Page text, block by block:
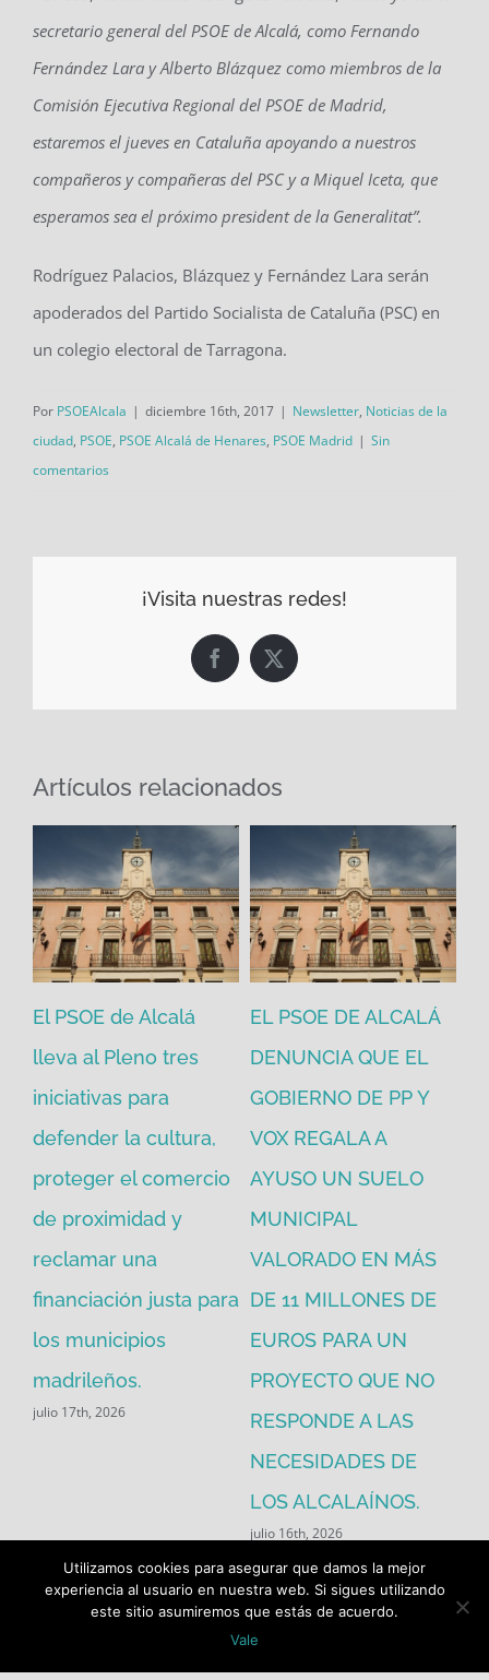
secretario general del PSOE de Alcalá, como Fernando
Fernández Lara y Alberto Blázquez como miembros de la
Comisión Ejecutiva Regional del PSOE de Madrid,
estaremos el jueves en Cataluña apoyando a nuestros
compañeros y compañeras del PSC y a Miquel Iceta, que
esperamos sea el próximo president de la Generalitat”.
Rodríguez Palacios, Blázquez y Fernández Lara serán
apoderados del Partido Socialista de Cataluña (PSC) en
un colegio electoral de Tarragona.
Por PSOEAlcala | diciembre 16th, 2017 | Newsletter, Noticias de la
ciudad, PSOE, PSOE Alcalá de Henares, PSOE Madrid | Sin
comentarios
¡Visita nuestras redes!
Facebook
X
Artículos relacionados
El PSOE de Alcalá
lleva al Pleno tres
iniciativas para
defender la cultura,
proteger el comercio
de proximidad y
reclamar una
financiación justa para
los municipios
madrileños.
julio 17th, 2026
EL PSOE DE ALCALÁ
DENUNCIA QUE EL
GOBIERNO DE PP Y
VOX REGALA A
AYUSO UN SUELO
MUNICIPAL
VALORADO EN MÁS
DE 11 MILLONES DE
EUROS PARA UN
PROYECTO QUE NO
RESPONDE A LAS
NECESIDADES DE
LOS ALCALAÍNOS.
julio 16th, 2026
Utilizamos cookies para asegurar que damos la mejor
experiencia al usuario en nuestra web. Si sigues utilizando
este sitio asumiremos que estás de acuerdo.
Vale